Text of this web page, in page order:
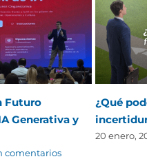
Futuro
Generativa y
comentarios
¿Qué
20 enero,